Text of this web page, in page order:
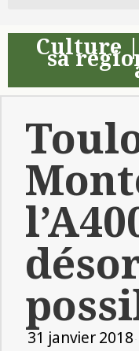
Culture
sa
31 janvier 2018